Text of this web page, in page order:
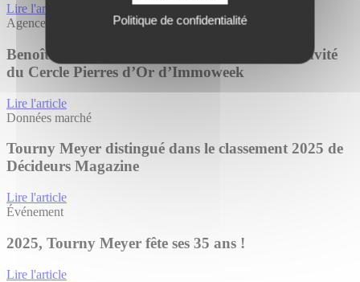
Politique de confidentialité
Lire l'article
Agence de Bayonne
Benoît Joncoux, dirigeant de Tourny Meyer, invité
du Cercle Pierres d’Or d’Immoweek
Lire l'article
Données marché
Tourny Meyer distingué dans le classement 2025 de
Décideurs Magazine
Lire l'article
Événement
2025, Tourny Meyer fête ses 35 ans !
Lire l'article